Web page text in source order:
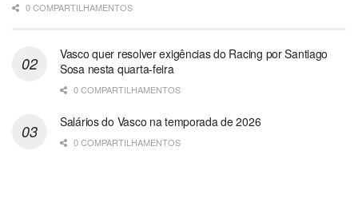
0 COMPARTILHAMENTOS
Vasco quer resolver exigências do Racing por Santiago
Sosa nesta quarta-feira
0 COMPARTILHAMENTOS
Salários do Vasco na temporada de 2026
0 COMPARTILHAMENTOS